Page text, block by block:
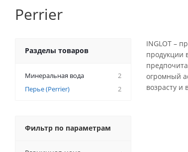
Perrier
INGLOT –
продукции
огромный
возрасту и
Разделы товаров
Минеральная вода
2
Перье (Perrier)
2
Фильтр по параметрам